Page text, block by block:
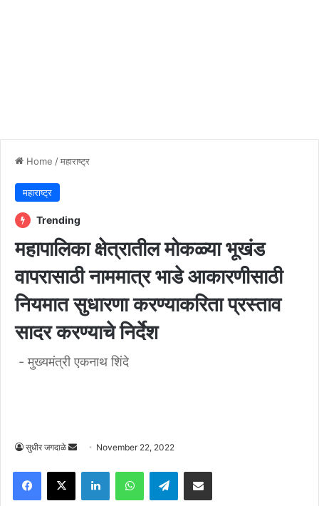
Home /महाराष्ट्र
महाराष्ट्र
Trending
महापालिका क्षेत्रातील मोकळ्या भूखंड
वापरासाठी नाममात्र भाडे आकारणीसाठी
नियमात सुधारणा करण्याकरिता प्रस्ताव
सादर करण्याचे निर्देश
- मुख्यमंत्री एकनाथ शिंदे
सुधीर जगदाळे
Send
email
November 22, 2022
Facebook
X LinkedInWhatsAppTelegramShare via Email